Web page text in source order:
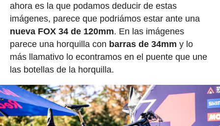
ahora es la que podamos deducir de estas
imágenes, parece que podriámos estar ante una
nueva FOX 34 de 120mm. En las imágenes
parece una horquilla con barras de 34mm y lo
más llamativo lo econtramos en el puente que une
las botellas de la horquilla.